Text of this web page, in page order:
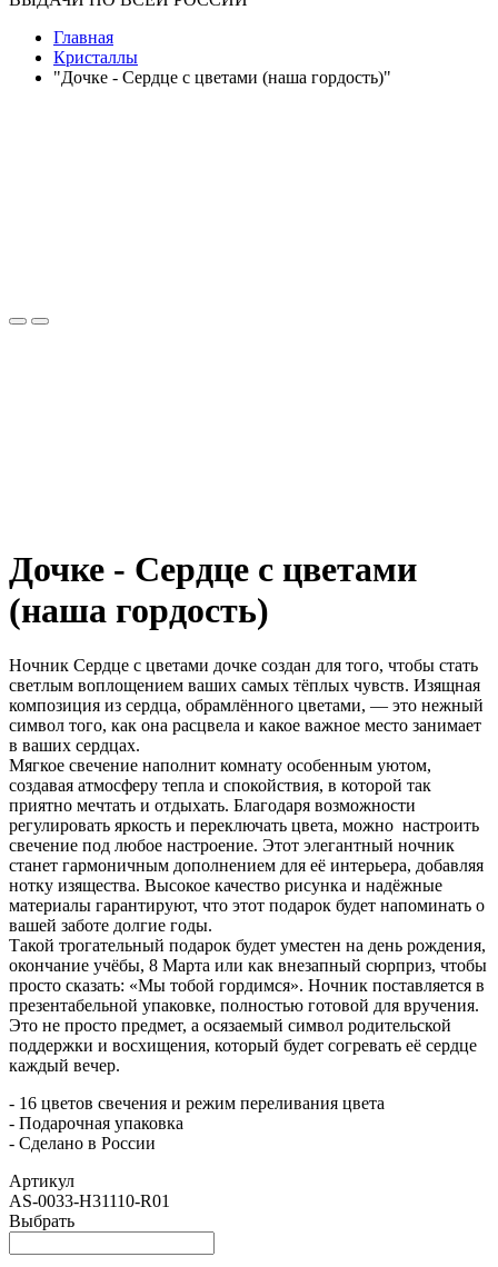
Главная
Кристаллы
"Дочке - Сердце с цветами (наша гордость)"
Дочке - Сердце с цветами
(наша гордость)
Ночник Сердце с цветами дочке создан для того, чтобы стать
светлым воплощением ваших самых тёплых чувств. Изящная
композиция из сердца, обрамлённого цветами, — это нежный
символ того, как она расцвела и какое важное место занимает
в ваших сердцах.
Мягкое свечение наполнит комнату особенным уютом,
создавая атмосферу тепла и спокойствия, в которой так
приятно мечтать и отдыхать. Благодаря возможности
регулировать яркость и переключать цвета, можно настроить
свечение под любое настроение. Этот элегантный ночник
станет гармоничным дополнением для её интерьера, добавляя
нотку изящества. Высокое качество рисунка и надёжные
материалы гарантируют, что этот подарок будет напоминать о
вашей заботе долгие годы.
Такой трогательный подарок будет уместен на день рождения,
окончание учёбы, 8 Марта или как внезапный сюрприз, чтобы
просто сказать: «Мы тобой гордимся». Ночник поставляется в
презентабельной упаковке, полностью готовой для вручения.
Это не просто предмет, а осязаемый символ родительской
поддержки и восхищения, который будет согревать её сердце
каждый вечер.
- 16 цветов свечения и режим переливания цвета
- Подарочная упаковка
- Сделано в России
Артикул
AS-0033-H31110-R01
Выбрать